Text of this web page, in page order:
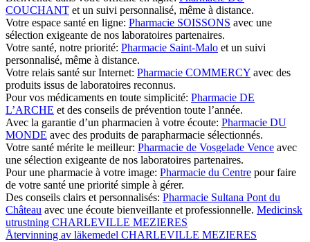
COUCHANT et un suivi personnalisé, même à distance.
Votre espace santé en ligne: Pharmacie SOISSONS avec une
sélection exigeante de nos laboratoires partenaires.
Votre santé, notre priorité: Pharmacie Saint-Malo et un suivi
personnalisé, même à distance.
Votre relais santé sur Internet: Pharmacie COMMERCY avec des
produits issus de laboratoires reconnus.
Pour vos médicaments en toute simplicité: Pharmacie DE
L’ARCHE et des conseils de prévention toute l’année.
Avec la garantie d’un pharmacien à votre écoute: Pharmacie DU
MONDE avec des produits de parapharmacie sélectionnés.
Votre santé mérite le meilleur: Pharmacie de Vosgelade Vence avec
une sélection exigeante de nos laboratoires partenaires.
Pour une pharmacie à votre image: Pharmacie du Centre pour faire
de votre santé une priorité simple à gérer.
Des conseils clairs et personnalisés: Pharmacie Sultana Pont du
Château avec une écoute bienveillante et professionnelle. Medicinsk
utrustning CHARLEVILLE MEZIERES
Återvinning av läkemedel CHARLEVILLE MEZIERES